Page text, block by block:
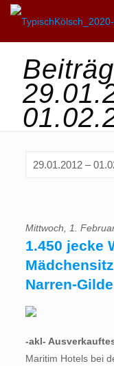
Mittwoch, 1.
1.450 jecke
Narren-Gilde
-akl-
Maritim Hotels bei